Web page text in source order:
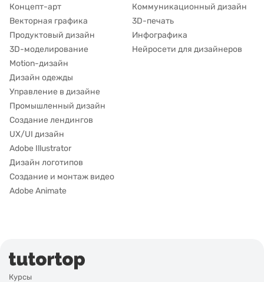
Концепт-арт
Векторная графика
Продуктовый дизайн
3D-моделирование
Motion-дизайн
Дизайн одежды
Управление в дизайне
Промышленный дизайн
Создание лендингов
UX/UI дизайн
Adobe Illustrator
Дизайн логотипов
Создание и монтаж видео
Adobe Animate
Коммуникационный дизайн
3D-печать
Инфографика
Нейросети для дизайнеров
Курсы